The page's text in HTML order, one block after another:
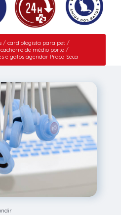
cardiologista para pet
de médio porte
e gatos agendar Praça Seca